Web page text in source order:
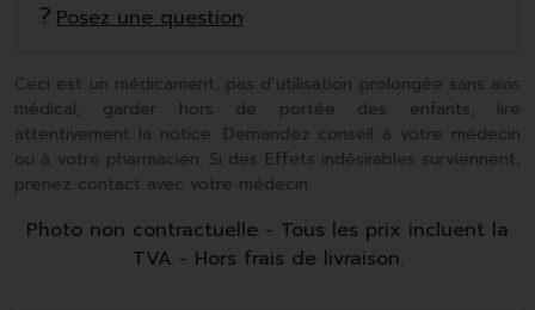
Posez une question
Ceci est un médicament, pas d’utilisation prolongée sans avis
médical, garder hors de portée des enfants, lire
attentivement la notice. Demandez conseil à votre médecin
ou à votre pharmacien. Si des Effets indésirables surviennent,
prenez contact avec votre médecin.
Photo non contractuelle - Tous les prix incluent la
TVA - Hors frais de livraison.